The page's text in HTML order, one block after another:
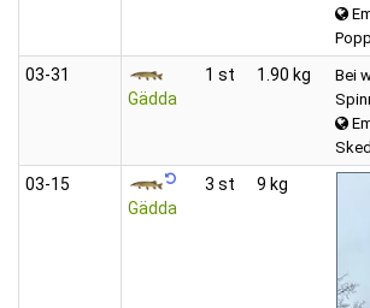
03‑31
Gädda
1 st 1.90 kg
Bei
03‑15
Gädda
3 st 9 kg